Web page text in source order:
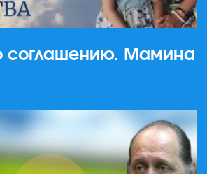
соглашению. Мамина